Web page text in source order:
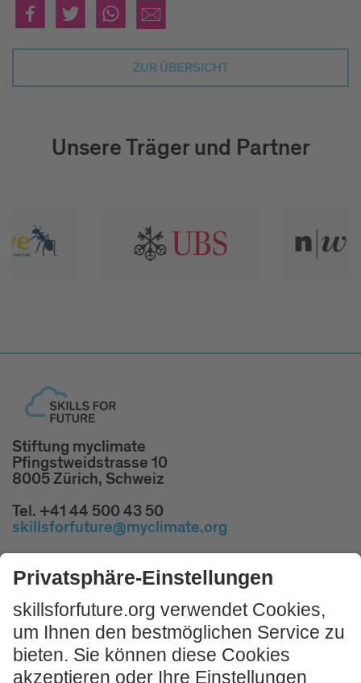
ZUR ÜBERSICHT
Unsere Träger und Partner
Stiftung myclimate
Pfingstweidstrasse 10
8005 Zürich, Schweiz
Tel. +41 44 500 43 50
skillsforfuture@myclimate.org
Impulsworkshop buchen!
JETZT MITMACHEN